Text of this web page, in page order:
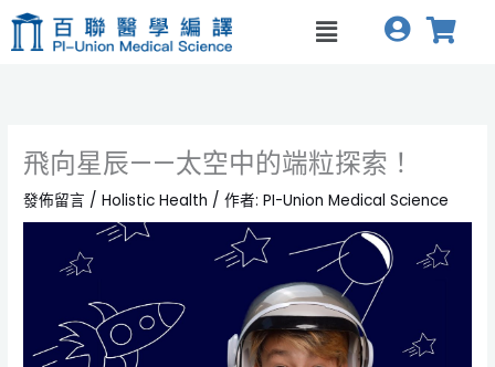
主
Menu
飛向星辰——太空中的端粒探索！
發佈留言 /Holistic Health / 作者:PI-Union Medical Science